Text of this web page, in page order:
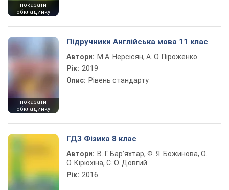
показати
обкладинку
показати
обкладинку
Підручники Англійська мова 11 клас
Автори: М.А. Нерсісян, А. О. Піроженко
Рік: 2019
Опис: Рівень стандарту
ГДЗ Фізика 8 клас
Автори: В. Г. Бар’яхтар, Ф. Я. Божинова, О.
О. Кірюхіна, С. О. Довгий
Рік: 2016